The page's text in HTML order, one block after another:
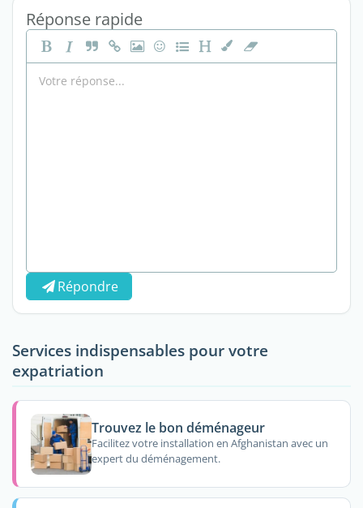
Réponse rapide
Répondre
Services indispensables pour votre
expatriation
Trouvez le bon déménageur
Facilitez votre installation en Afghanistan avec un
expert du déménagement.